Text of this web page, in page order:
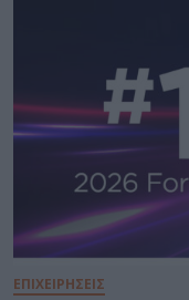
ΕΠΙΧΕΙΡΗΣΕΙΣ